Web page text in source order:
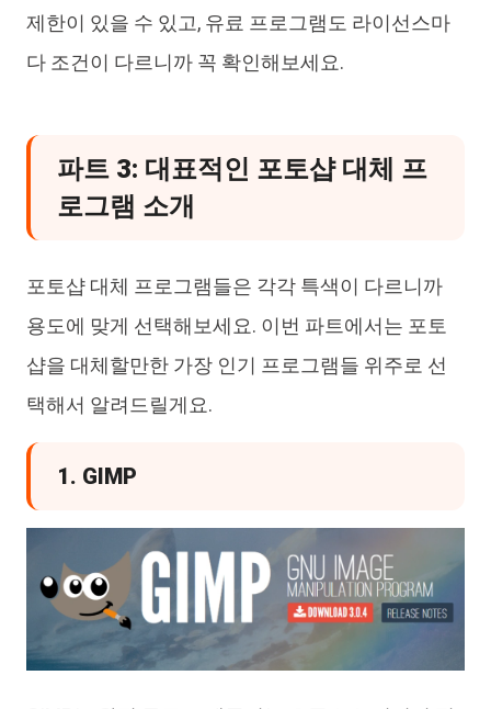
제한이 있을 수 있고, 유료 프로그램도 라이선스마
다 조건이 다르니까 꼭 확인해보세요.
파트 3: 대표적인 포토샵 대체 프
로그램 소개
포토샵 대체 프로그램들은 각각 특색이 다르니까
용도에 맞게 선택해보세요. 이번 파트에서는 포토
샵을 대체할만한 가장 인기 프로그램들 위주로 선
택해서 알려드릴게요.
1. GIMP